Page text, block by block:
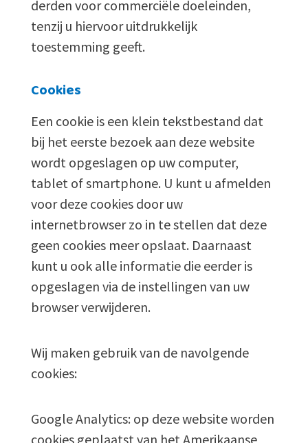
derden voor commerciële doeleinden,
tenzij u hiervoor uitdrukkelijk
toestemming geeft.
Cookies
Een cookie is een klein tekstbestand dat
bij het eerste bezoek aan deze website
wordt opgeslagen op uw computer,
tablet of smartphone. U kunt u afmelden
voor deze cookies door uw
internetbrowser zo in te stellen dat deze
geen cookies meer opslaat. Daarnaast
kunt u ook alle informatie die eerder is
opgeslagen via de instellingen van uw
browser verwijderen.
Wij maken gebruik van de navolgende
cookies:
Google Analytics: op deze website worden
cookies geplaatst van het Amerikaanse